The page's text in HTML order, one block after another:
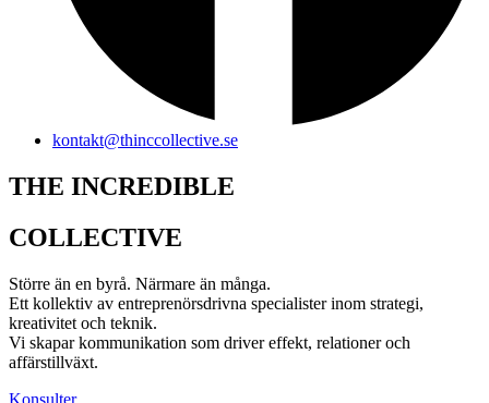
kontakt@thinccollective.se
THE INCREDIBLE
COLLECTIVE
Större än en byrå. Närmare än många.
Ett kollektiv av entreprenörsdrivna specialister inom strategi,
kreativitet och teknik.
Vi skapar kommunikation som driver effekt, relationer och
affärstillväxt.
Konsulter